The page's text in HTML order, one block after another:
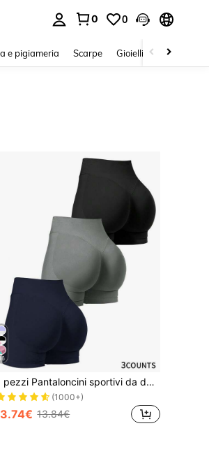
0 0
e pigiameria Scarpe Gioielli E Accessori
3 pezzi Pantaloncini sportivi da donna, senza cuciture, elastici e aderenti, vita alta, anti-trasparenza, controllo della pancia, adatti per fitness, corsa, yoga, sport e abbigliamento casual., Athleisure
(1000+)
13.84€